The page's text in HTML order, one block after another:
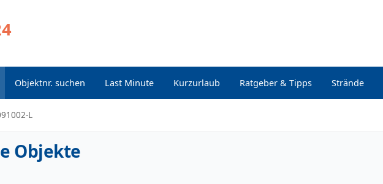
Objektnr. suchen Last Minute Kurzurlaub Ratgeber & Tipps Strände
L
Objekte